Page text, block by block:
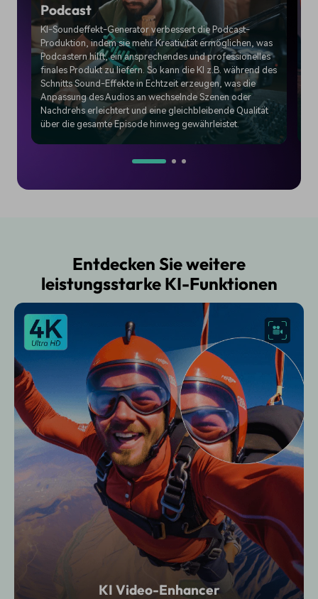
Podcast
KI-Soundeffekt-Generator verbessert die Podcast-
Produktion, indem sie mehr Kreativität ermöglichen, was
Podcastern hilft, ein ansprechendes und professionelles
finales Produkt zu liefern. So kann die KI z.B. während des
Schnitts Sound-Effekte in Echtzeit erzeugen, was die
Anpassung des Audios an wechselnde Szenen oder
Nachdrehs erleichtert und eine gleichbleibende Qualität
über die gesamte Episode hinweg gewährleistet.
Entdecken Sie weitere
leistungsstarke KI-Funktionen
KI Video-Enhancer